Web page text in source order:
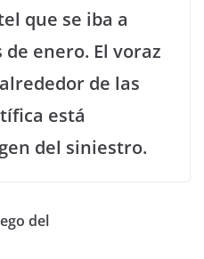
que se iba a
enero. El voraz
de las
está
del siniestro.
del